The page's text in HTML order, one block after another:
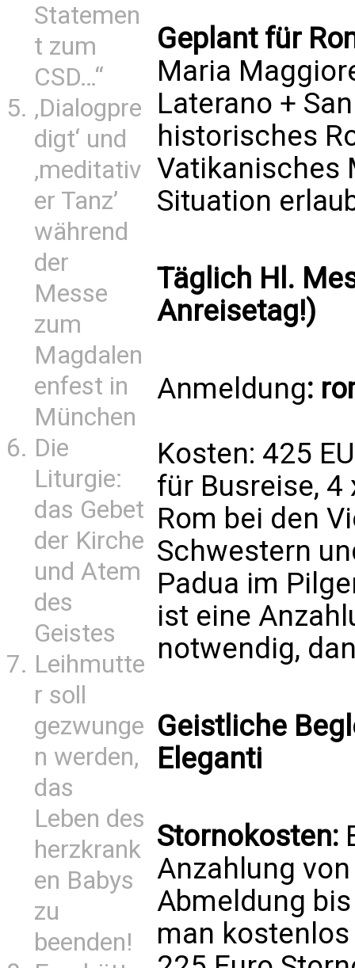
Statemen
t zum
CSD…“
‚Dialogpre
digt‘ und
‚meditativ
er Tanz’
während
der
Messe
zum
Magdalen
enfest in
München
Die
Liturgie:
das Gebet
der Kirche
und Atem
des
Geistes
Leihmutte
r soll
gezwunge
n werden,
das
Leben des
herzkrank
en Babys
zu
beenden!
Geplant für
Maria
Laterano +
historisches
Vatikanisches
Situation
Täglich Hl.
Anreisetag!)
Anmeldung:
Kosten: 425
für Busreise,
Rom bei den
Schwestern
Padua im
ist eine
notwendig,
Geistliche
Eleganti
Stornokosten:
Anzahlung
Abmeldung
man